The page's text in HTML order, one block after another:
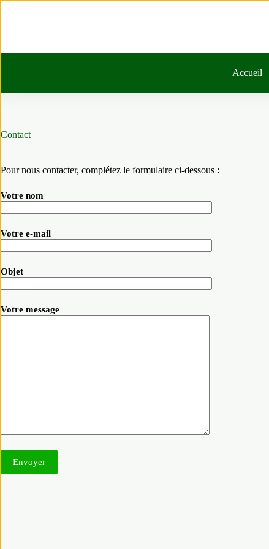
Accueil
Contact
Pour nous contacter, complétez le formulaire ci-dessous :
Votre nom
Votre e-mail
Objet
Votre message